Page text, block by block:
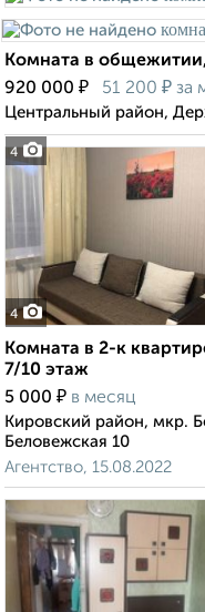
4
Комната в
920 000 ₽ 51 200 ₽ за
Центральный район,
4
Комната в 2-к
7/10 этаж
5 000 ₽ в месяц
Кировский район, мкр.
Беловежская 10
Агентство, 15.08.2022